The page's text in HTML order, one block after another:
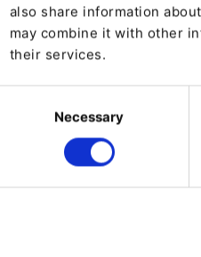
also share information
may combine it with other
their services.
Necessary
Le nouveau
pour les
méthodes